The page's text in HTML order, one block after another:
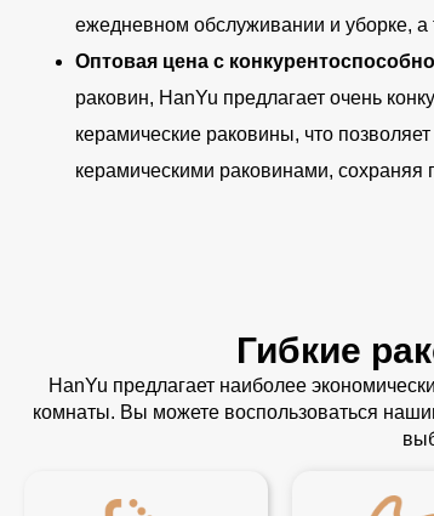
ежедневном обслуживании и уборке, а
Оптовая цена с
раковин, HanYu предлагает очень
керамические раковины, что
керамическими раковинами, сохраняя
Гибкие
HanYu предлагает наиболее
комнаты. Вы можете воспользоваться